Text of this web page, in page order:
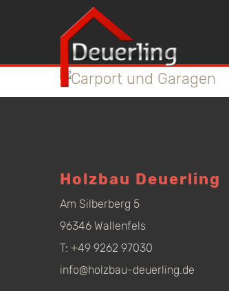
Holzbau Deuerling
Am Silberberg 5
96346 Wallenfels
T: +49 9262 97030
info@holzbau-deuerling.de